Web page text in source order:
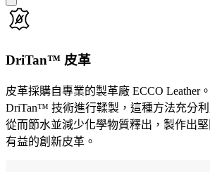
DriTan™ 皮革
皮革採購自專業的製革廠 ECCO Leather
DriTan™ 技術進行鞣製，這種方法充分利
從而節水並減少化學物質釋出，製作出
有益的創新皮革。